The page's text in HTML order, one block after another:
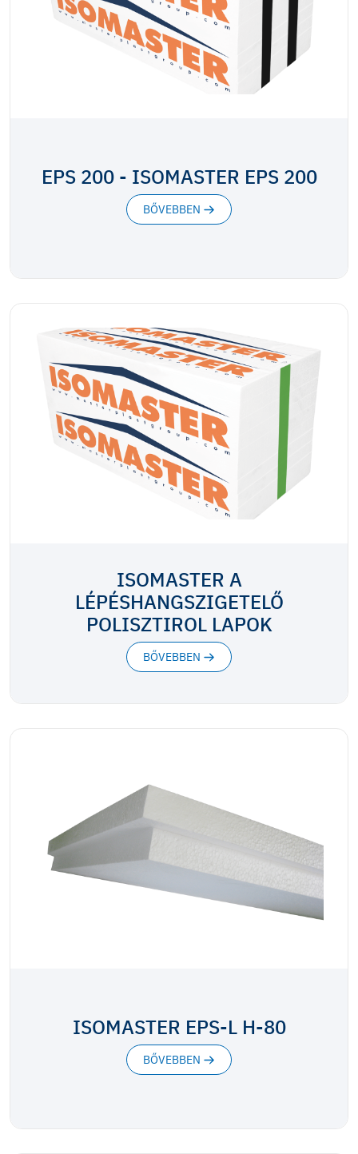
EPS 200 - ISOMASTER EPS 200
BŐVEBBEN
ISOMASTER A
LÉPÉSHANGSZIGETELŐ
POLISZTIROL LAPOK
BŐVEBBEN
ISOMASTER EPS-L H-80
BŐVEBBEN